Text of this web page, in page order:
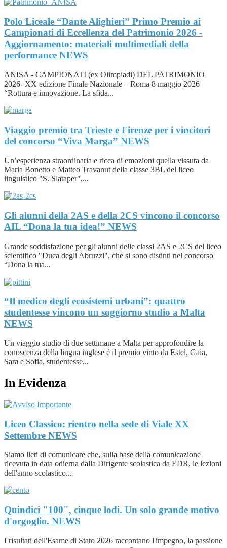
Polo Liceale “Dante Alighieri” Primo Premio ai
Campionati di Eccellenza del Patrimonio 2026 -
Aggiornamento: materiali multimediali della
performance NEWS
ANISA - CAMPIONATI (ex Olimpiadi) DEL PATRIMONIO
2026- XX edizione Finale Nazionale – Roma 8 maggio 2026
“Rottura e innovazione. La sfida...
Viaggio premio tra Trieste e Firenze per i vincitori
del concorso “Viva Marga” NEWS
Un’esperienza straordinaria e ricca di emozioni quella vissuta da
Maria Bonetto e Matteo Travanut della classe 3BL del liceo
linguistico "S. Slataper",...
Gli alunni della 2AS e della 2CS vincono il concorso
AIL “Dona la tua idea!” NEWS
Grande soddisfazione per gli alunni delle classi 2AS e 2CS del liceo
scientifico "Duca degli Abruzzi", che si sono distinti nel concorso
“Dona la tua...
“Il medico degli ecosistemi urbani”: quattro
studentesse vincono un soggiorno studio a Malta
NEWS
Un viaggio studio di due settimane a Malta per approfondire la
conoscenza della lingua inglese è il premio vinto da Estel, Gaia,
Sara e Sofia, studentesse...
In Evidenza
Liceo Classico: rientro nella sede di Viale XX
Settembre NEWS
Siamo lieti di comunicare che, sulla base della comunicazione
ricevuta in data odierna dalla Dirigente scolastica da EDR, le lezioni
dell'anno scolastico...
Quindici "100", cinque lodi. Un solo grande motivo
d'orgoglio. NEWS
I risultati dell'Esame di Stato 2026 raccontano l'impegno, la passione